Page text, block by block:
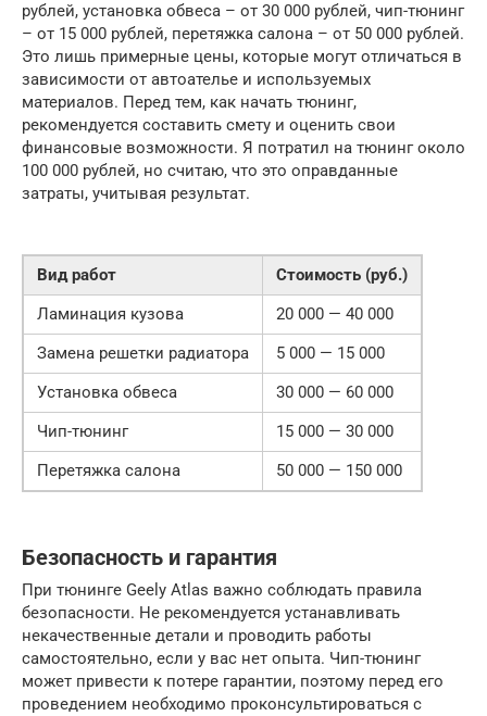
рублей, установка обвеса – от 30 000 рублей, чип-тюнинг
– от 15 000 рублей, перетяжка салона – от 50 000 рублей.
Это лишь примерные цены, которые могут отличаться в
зависимости от автоателье и используемых
материалов. Перед тем, как начать тюнинг,
рекомендуется составить смету и оценить свои
финансовые возможности. Я потратил на тюнинг около
100 000 рублей, но считаю, что это оправданные
затраты, учитывая результат.
Вид работ
Стоимость (руб.)
Ламинация кузова
20 000 — 40 000
Замена решетки радиатора
5 000 — 15 000
Установка обвеса
30 000 — 60 000
Чип-тюнинг
15 000 — 30 000
Перетяжка салона
50 000 — 150 000
Безопасность и гарантия
При тюнинге Geely Atlas важно соблюдать правила
безопасности. Не рекомендуется устанавливать
некачественные детали и проводить работы
самостоятельно, если у вас нет опыта. Чип-тюнинг
может привести к потере гарантии, поэтому перед его
проведением необходимо проконсультироваться с